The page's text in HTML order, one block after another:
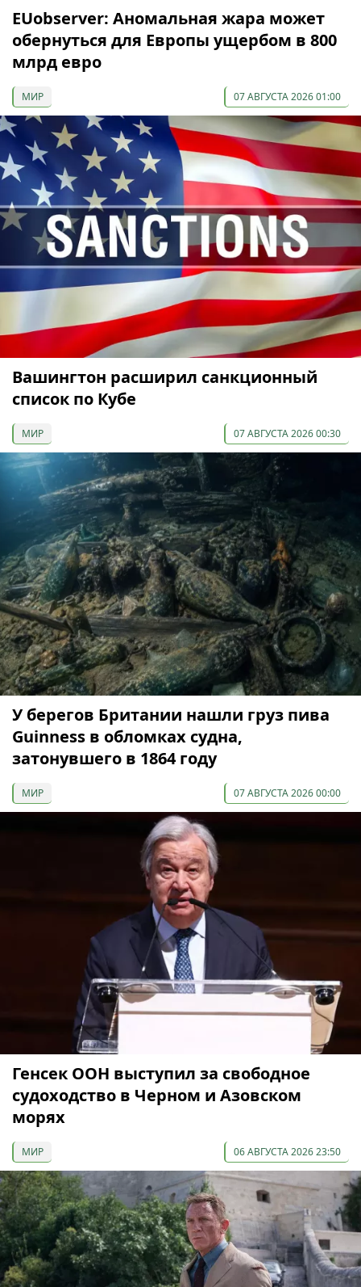
EUobserver: Аномальная жара может
обернуться для Европы ущербом в 800
млрд евро
МИР 07 АВГУСТА 2026 01:00
Вашингтон расширил санкционный
список по Кубе
МИР 07 АВГУСТА 2026 00:30
У берегов Британии нашли груз пива
Guinness в обломках судна,
затонувшего в 1864 году
МИР 07 АВГУСТА 2026 00:00
Генсек ООН выступил за свободное
судоходство в Черном и Азовском
морях
МИР 06 АВГУСТА 2026 23:50